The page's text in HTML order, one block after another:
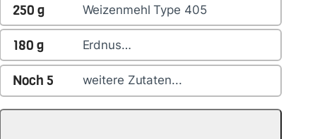
250 g Weizenmehl Type 405
180 g Erdnus…
Noch 5 weitere Zutaten...